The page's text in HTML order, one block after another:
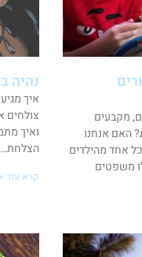
מקבעים
האם אנחנו
אחד מהילדים
משפטים
נהיה
איך
צולחים
ואיך
הצלחת…
קרא עוד »